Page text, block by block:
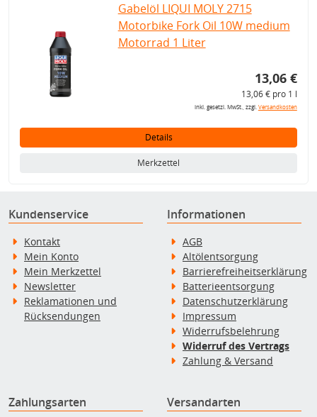
Gabelöl LIQUI MOLY 2715
Motorbike Fork Oil 10W medium
Motorrad 1 Liter
13,06 €
13,06 € pro 1 l
inkl. gesetzl. MwSt., zzgl.Versandkosten
Details
Merkzettel
Kundenservice
Kontakt
Mein Konto
Mein Merkzettel
Newsletter
Reklamationen und
Rücksendungen
Informationen
AGB
Altölentsorgung
Barrierefreiheitserklärung
Batterieentsorgung
Datenschutzerklärung
Impressum
Widerrufsbelehrung
Widerruf des Vertrags
Zahlung & Versand
Zahlungsarten Versandarten